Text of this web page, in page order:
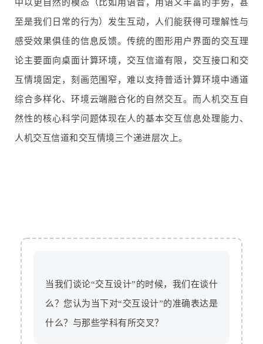
中以更自然的模态（比如用语音，用语义丰富的手势，甚
至是我们日常的行为）发生互动，人们能获得可理解性与
感受效果俱佳的信息反馈。传统的图形用户界面的交互理
论主要面向桌面计算环境，交互信道有限，交互接口和交
互情境固定，刻画范围窄，难以支持普适计算环境中通道
综合多样化、环境云端融合化的自然交互。而人机交互自
然性的核心科学问题体现在人的基本交互信息处理能力、
人机交互信道和交互情境三个递进层次上。
当我们谈论“交互设计”的时候，我们在谈什
么？您认为当下对“交互设计”的准确表达是
什么？与那些学科有所交叉？